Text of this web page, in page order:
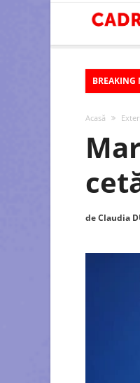
BREAKING
Acasă
deClaudia